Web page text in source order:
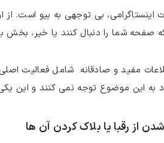
اینستاگرامی، بی توجهی به بیو است.
صفحه شما را دنبال کنند یا خیر،
مفید و صادقانه شامل فعالیت
به این موضوع توجه نمی‌ کنند و این
از رقبا یا بلاک کردن آن ها